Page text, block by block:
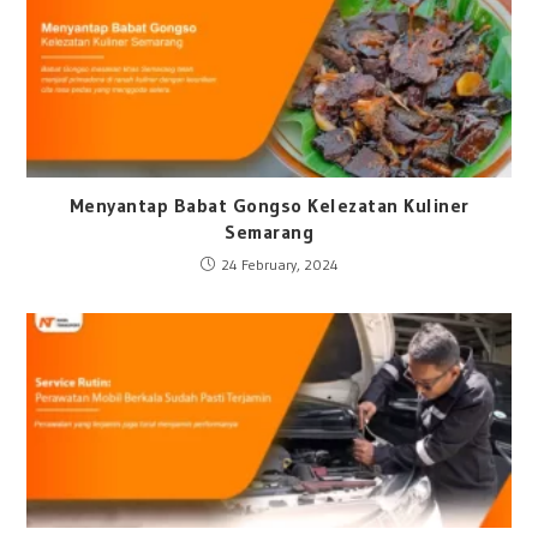
Menyantap Babat Gongso Kelezatan Kuliner
Semarang
24 February, 2024